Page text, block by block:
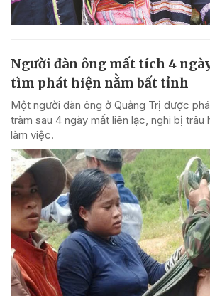
Người đàn ông mất tích 4
tìm phát hiện nằm bất tỉnh
Một người đàn ông ở Quảng Trị được
tràm sau 4 ngày mất liên lạc, nghi bị trâu
làm việc.